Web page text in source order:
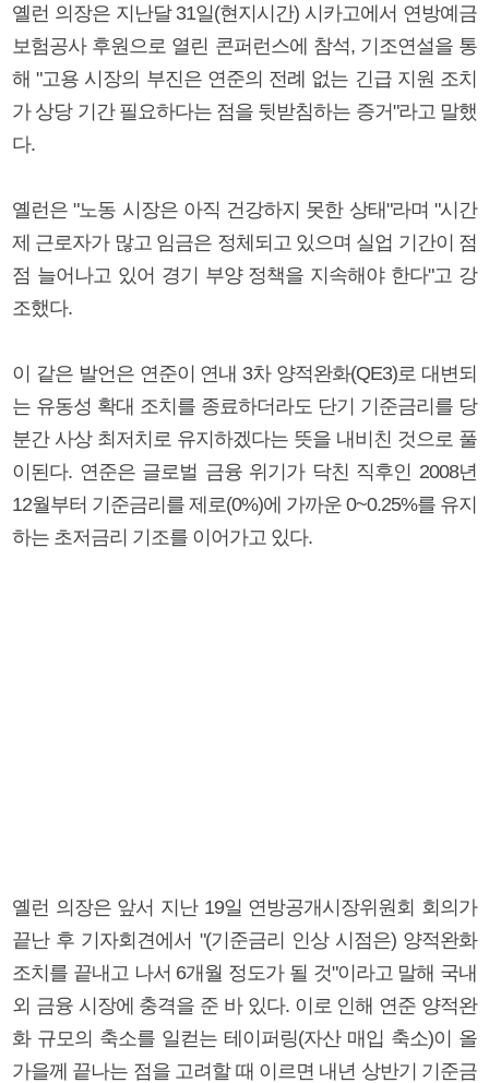
옐런 의장은 지난달 31일(현지시간) 시카고에서 연방예금
보험공사 후원으로 열린 콘퍼런스에 참석, 기조연설을 통
해 "고용 시장의 부진은 연준의 전례 없는 긴급 지원 조치
가 상당 기간 필요하다는 점을 뒷받침하는 증거"라고 말했
다.
옐런은 "노동 시장은 아직 건강하지 못한 상태"라며 "시간
제 근로자가 많고 임금은 정체되고 있으며 실업 기간이 점
점 늘어나고 있어 경기 부양 정책을 지속해야 한다"고 강
조했다.
이 같은 발언은 연준이 연내 3차 양적완화(QE3)로 대변되
는 유동성 확대 조치를 종료하더라도 단기 기준금리를 당
분간 사상 최저치로 유지하겠다는 뜻을 내비친 것으로 풀
이된다. 연준은 글로벌 금융 위기가 닥친 직후인 2008년
12월부터 기준금리를 제로(0%)에 가까운 0~0.25%를 유지
하는 초저금리 기조를 이어가고 있다.
옐런 의장은 앞서 지난 19일 연방공개시장위원회 회의가
끝난 후 기자회견에서 "(기준금리 인상 시점은) 양적완화
조치를 끝내고 나서 6개월 정도가 될 것"이라고 말해 국내
외 금융 시장에 충격을 준 바 있다. 이로 인해 연준 양적완
화 규모의 축소를 일컫는 테이퍼링(자산 매입 축소)이 올
가을께 끝나는 점을 고려할 때 이르면 내년 상반기 기준금